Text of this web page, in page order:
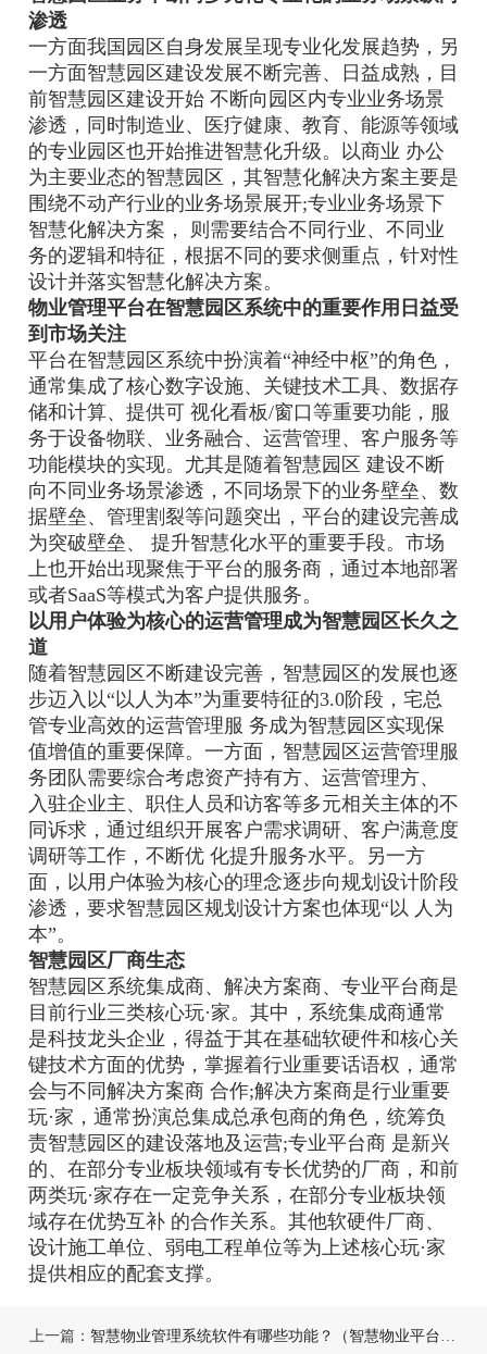
渗透
一方面我国园区自身发展呈现专业化发展趋势，另
一方面智慧园区建设发展不断完善、日益成熟，目
前智慧园区建设开始 不断向园区内专业业务场景
渗透，同时制造业、医疗健康、教育、能源等领域
的专业园区也开始推进智慧化升级。以商业 办公
为主要业态的智慧园区，其智慧化解决方案主要是
围绕不动产行业的业务场景展开;专业业务场景下
智慧化解决方案， 则需要结合不同行业、不同业
务的逻辑和特征，根据不同的要求侧重点，针对性
设计并落实智慧化解决方案。
物业管理平台在智慧园区系统中的重要作用日益受
到市场关注
平台在智慧园区系统中扮演着“神经中枢”的角色，
通常集成了核心数字设施、关键技术工具、数据存
储和计算、提供可 视化看板/窗口等重要功能，服
务于设备物联、业务融合、运营管理、客户服务等
功能模块的实现。尤其是随着智慧园区 建设不断
向不同业务场景渗透，不同场景下的业务壁垒、数
据壁垒、管理割裂等问题突出，平台的建设完善成
为突破壁垒、 提升智慧化水平的重要手段。市场
上也开始出现聚焦于平台的服务商，通过本地部署
或者SaaS等模式为客户提供服务。
以用户体验为核心的运营管理成为智慧园区长久之
道
随着智慧园区不断建设完善，智慧园区的发展也逐
步迈入以“以人为本”为重要特征的3.0阶段，宅总
管专业高效的运营管理服 务成为智慧园区实现保
值增值的重要保障。一方面，智慧园区运营管理服
务团队需要综合考虑资产持有方、运营管理方、
入驻企业主、职住人员和访客等多元相关主体的不
同诉求，通过组织开展客户需求调研、客户满意度
调研等工作，不断优 化提升服务水平。另一方
面，以用户体验为核心的理念逐步向规划设计阶段
渗透，要求智慧园区规划设计方案也体现“以 人为
本”。
智慧园区厂商生态
智慧园区系统集成商、解决方案商、专业平台商是
目前行业三类核心玩·家。其中，系统集成商通常
是科技龙头企业，得益于其在基础软硬件和核心关
键技术方面的优势，掌握着行业重要话语权，通常
会与不同解决方案商 合作;解决方案商是行业重要
玩·家，通常扮演总集成总承包商的角色，统筹负
责智慧园区的建设落地及运营;专业平台商 是新兴
的、在部分专业板块领域有专长优势的厂商，和前
两类玩·家存在一定竞争关系，在部分专业板块领
域存在优势互补 的合作关系。其他软硬件厂商、
设计施工单位、弱电工程单位等为上述核心玩·家
提供相应的配套支撑。
上一篇： 智慧物业管理系统软件有哪些功能？（智慧物业平台系统功能）